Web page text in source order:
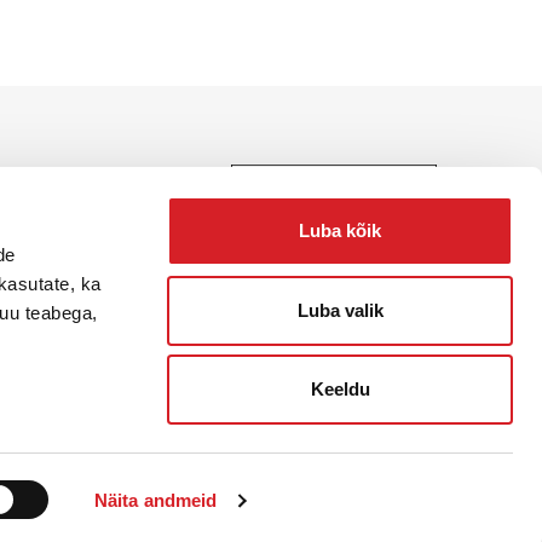
ka
teabega,
Näita andmeid
Luba kõik
Luba valik
Keeldu